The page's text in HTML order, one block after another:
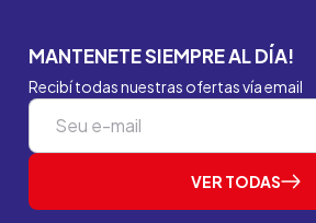
MANTENETE SIEMPRE AL DÍA!
Recibí todas nuestras ofertas vía email
VER TODAS